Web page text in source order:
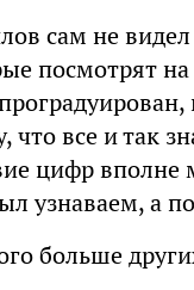
сам не видел
посмотрят
что все и так
цифр
узнаваем, а
больше